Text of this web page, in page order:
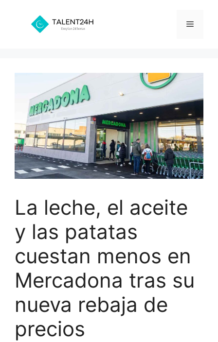
contenido
Menú
La leche, el aceite
y las patatas
cuestan menos en
Mercadona tras su
nueva rebaja de
precios